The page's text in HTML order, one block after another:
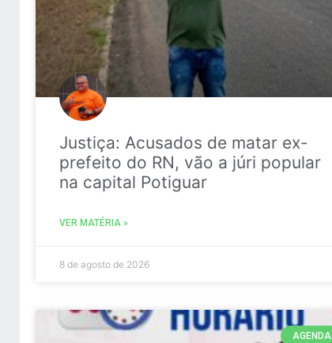
Justiça: Acusados de matar ex-
prefeito do RN, vão a júri popular
na capital Potiguar
VER MATÉRIA »
8 de agosto de 2026
AGENDA